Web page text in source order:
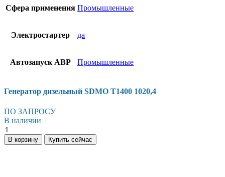
Сфера применения Промышленные
Электростартер да
Автозапуск АВР Промышленные
Генератор дизельный SDMO T1400 1020,4
ПО ЗАПРОСУ
В наличии
Генератор
дизельный
SDMO
В корзину Купить сейчас